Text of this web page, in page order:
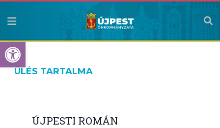
Eszköztár megnyitása
ÜLÉS TARTALMA
ÚJPESTI ROMÁN